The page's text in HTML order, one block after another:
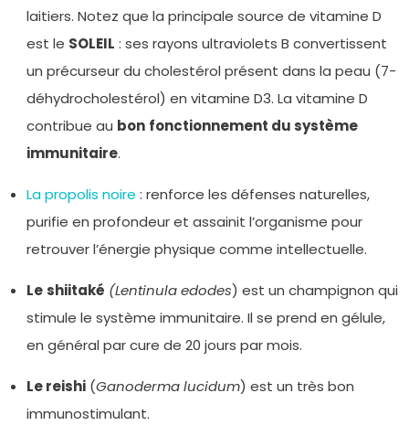
laitiers. Notez que la principale source de vitamine D
est le SOLEIL : ses rayons ultraviolets B convertissent
un précurseur du cholestérol présent dans la peau (7-
déhydrocholestérol) en vitamine D3. La vitamine D
contribue au bon fonctionnement du système
immunitaire.
La propolis noire : renforce les défenses naturelles,
purifie en profondeur et assainit l’organisme pour
retrouver l’énergie physique comme intellectuelle.
Le shiitaké (Lentinula edodes) est un champignon qui
stimule le système immunitaire. Il se prend en gélule,
en général par cure de 20 jours par mois.
Le reishi(Ganoderma lucidum) est un très bon
immunostimulant.